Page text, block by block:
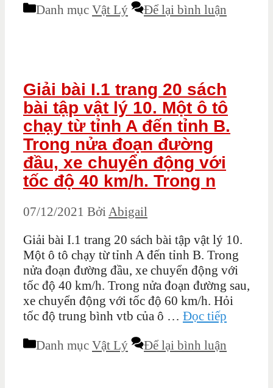
Danh mục Vật Lý Để lại bình luận
Giải bài I.1 trang 20 sách
bài tập vật lý 10. Một ô tô
chạy từ tỉnh A đến tỉnh B.
Trong nửa đoạn đường
đầu, xe chuyển động với
tốc độ 40 km/h. Trong n
07/12/2021 BởiAbigail
Giải bài I.1 trang 20 sách bài tập vật lý 10.
Một ô tô chạy từ tỉnh A đến tỉnh B. Trong
nửa đoạn đường đầu, xe chuyển động với
tốc độ 40 km/h. Trong nửa đoạn đường sau,
xe chuyển động với tốc độ 60 km/h. Hỏi
tốc độ trung bình vtb của ô … Đọc tiếp
Danh mục Vật Lý Để lại bình luận